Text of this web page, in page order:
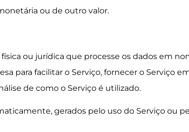
ou de outro valor.
ou jurídica que processe os dados em
para facilitar o Serviço, fornecer o Serviço
de como o Serviço é utilizado.
gerados pelo uso do Serviço ou